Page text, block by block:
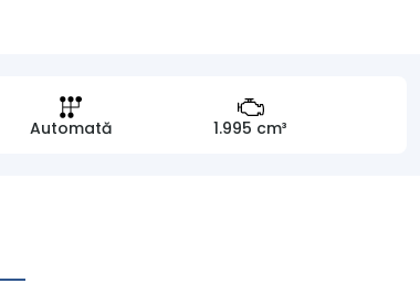
Automată 1.995 cm³